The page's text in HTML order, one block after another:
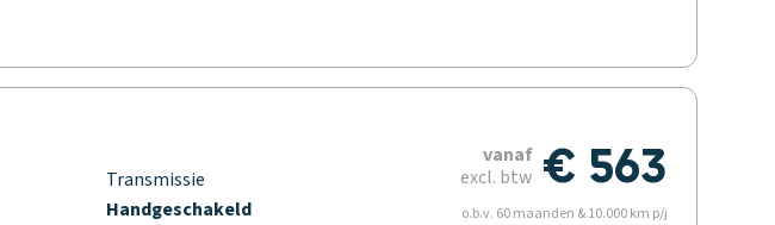
Transmissie
Handgeschakeld
€ 563
vanaf
excl. btw
o.b.v. 60 maanden & 10.000 km p/j